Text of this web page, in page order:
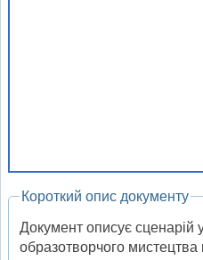
Короткий опис документу
Документ описує сценарій
образотворчого мистецтва